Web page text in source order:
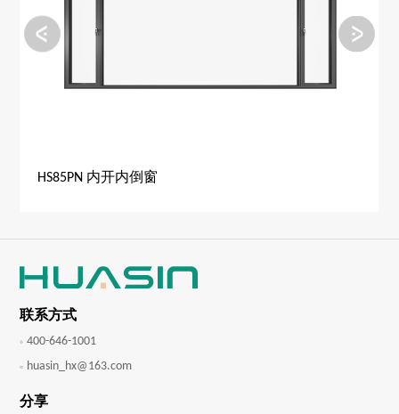
HS85PN 内开内倒窗
联系方式
400-646-1001
huasin_hx@163.com
分享